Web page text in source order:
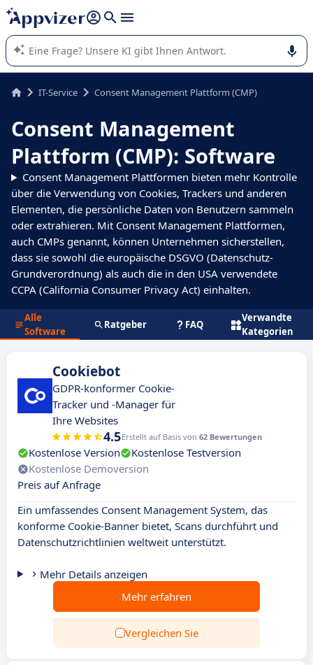
beantworten (mehrere Zeilen mit
Die KI von Appvizer führt Sie bei der Nutzung oder Auswahl
von SaaS-Software in Unternehmen.
IT-Service Consent Management Plattform (CMP)
Consent Management
Plattform (CMP): Software
Consent Management Plattformen bieten mehr Kontrolle
über die Verwendung von Cookies, Trackers und anderen
Elementen, die persönliche Daten von Benutzern sammeln
oder extrahieren. Mit Consent Management Plattformen,
auch CMPs genannt, können Unternehmen sicherstellen,
dass sie sowohl die europäische DSGVO (Datenschutz-
Grundverordnung) als auch die in den USA verwendete
CCPA (California Consumer Privacy Act) einhalten.
Alle
Software
Ratgeber FAQ
Verwandte
Kategorien
Cookiebot
GDPR-konformer Cookie-
Tracker und -Manager für
Ihre Websites
4.5Erstellt auf Basis von 62 Bewertungen
Kostenlose Version
Kostenlose Testversion
Kostenlose Demoversion
Preis auf Anfrage
Ein umfassendes Consent Management System, das
konforme Cookie-Banner bietet, Scans durchführt und
Datenschutzrichtlinien weltweit unterstützt.
Mehr Details anzeigen
Mehr erfahren
Vergleichen Sie